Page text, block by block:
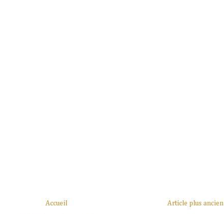
Article plus ancien
Accueil